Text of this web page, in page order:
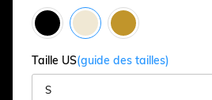
Taille US(guide des tailles)